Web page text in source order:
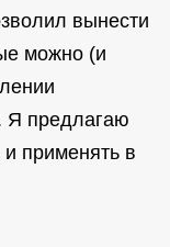
вынести
можно (и
Я предлагаю
применять в